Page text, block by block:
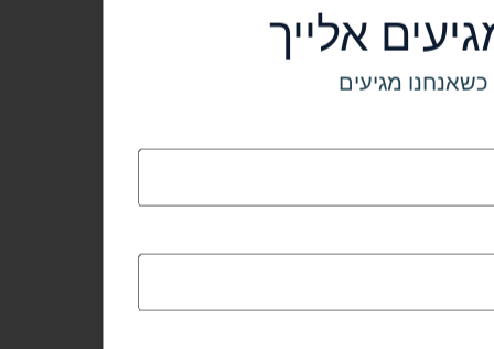
אלייך
מגיעים